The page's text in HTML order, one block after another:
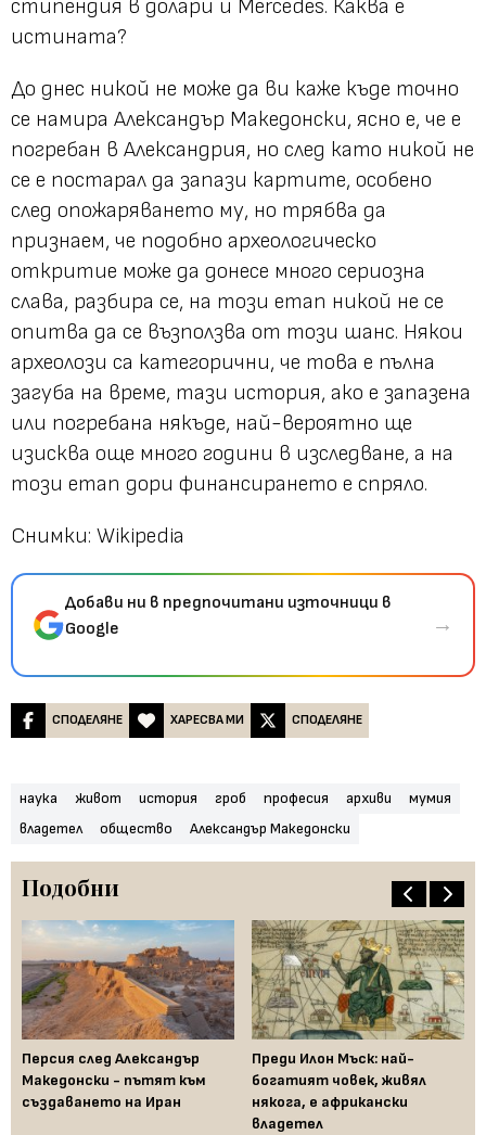
стипендия в долари и Mercedes. Каква е
истината?
До днес никой не може да ви каже къде точно
се намира Александър Македонски, ясно е, че е
погребан в Александрия, но след като никой не
се е постарал да запази картите, особено
след опожаряването му, но трябва да
признаем, че подобно археологическо
откритие може да донесе много сериозна
слава, разбира се, на този етап никой не се
опитва да се възползва от този шанс. Някои
археолози са категорични, че това е пълна
загуба на време, тази история, ако е запазена
или погребана някъде, най-вероятно ще
изисква още много години в изследване, а на
този етап дори финансирането е спряло.
Снимки: Wikipedia
Добави ни в предпочитани източници в
Google
→
СПОДЕЛЯНЕ ХАРЕСВА МИ СПОДЕЛЯНЕ
наука живот история гроб професия архиви
мумия
владетел
общество Александър Македонски
Подобни
Персия след Александър
Македонски - пътят към
създаването на Иран
Преди Илон Мъск: най-
богатият човек, живял
някога, е африкански
владетел